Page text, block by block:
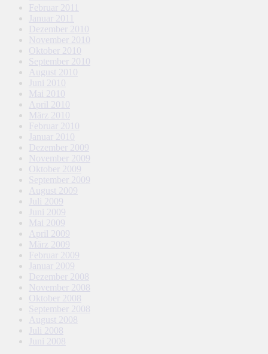
Februar 2011
Januar 2011
Dezember 2010
November 2010
Oktober 2010
September 2010
August 2010
Juni 2010
Mai 2010
April 2010
März 2010
Februar 2010
Januar 2010
Dezember 2009
November 2009
Oktober 2009
September 2009
August 2009
Juli 2009
Juni 2009
Mai 2009
April 2009
März 2009
Februar 2009
Januar 2009
Dezember 2008
November 2008
Oktober 2008
September 2008
August 2008
Juli 2008
Juni 2008